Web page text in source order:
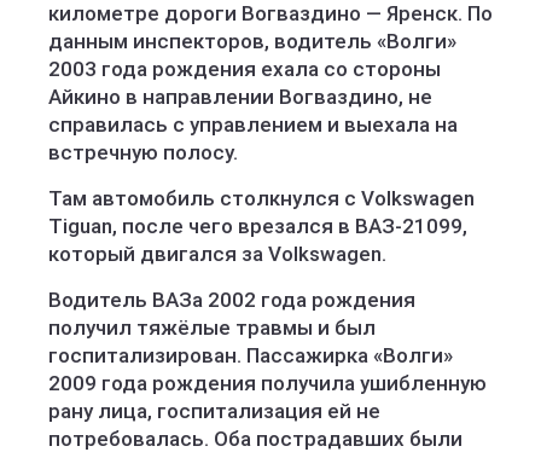
километре дороги Вогваздино — Яренск. По
данным инспекторов, водитель «Волги»
2003 года рождения ехала со стороны
Айкино в направлении Вогваздино, не
справилась с управлением и выехала на
встречную полосу.
Там автомобиль столкнулся с Volkswagen
Tiguan, после чего врезался в ВАЗ-21099,
который двигался за Volkswagen.
Водитель ВАЗа 2002 года рождения
получил тяжёлые травмы и был
госпитализирован. Пассажирка «Волги»
2009 года рождения получила ушибленную
рану лица, госпитализация ей не
потребовалась. Оба пострадавших были